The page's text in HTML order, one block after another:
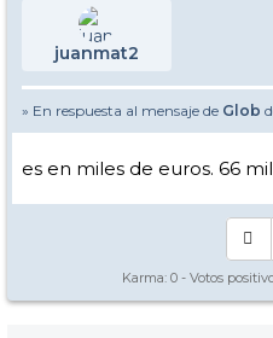
juanmat2
» En respuesta al mensaje de Glob
es en miles de euros. 66
Karma: 0 - Votos